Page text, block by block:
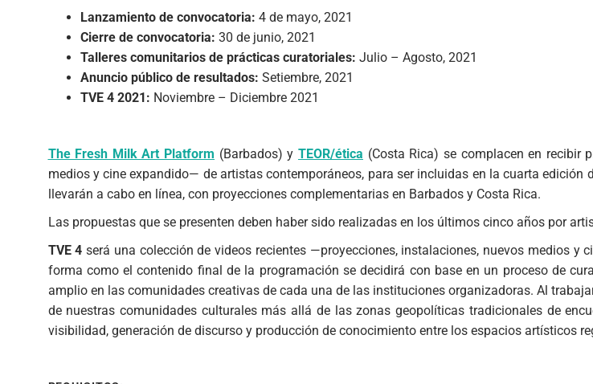
Lanzamiento de convocatoria: 4 de mayo, 2021
Cierre de convocatoria: 30 de junio, 2021
Talleres comunitarios de prácticas curatoriales: Julio – Agosto, 2021
Anuncio público de resultados: Setiembre, 2021
TVE 4 2021: Noviembre – Diciembre 2021
The Fresh Milk Art Platform (Barbados) y TEOR/ética (Costa Rica) se complacen en recibir
medios y cine expandido— de artistas contemporáneos, para ser incluidas en la cuarta edición
llevarán a cabo en línea, con proyecciones complementarias en Barbados y Costa Rica.
Las propuestas que se presenten deben haber sido realizadas en los últimos cinco años por
TVE 4 será una colección de videos recientes —proyecciones, instalaciones, nuevos medios
forma como el contenido final de la programación se decidirá con base en un proceso de
amplio en las comunidades creativas de cada una de las instituciones organizadoras. Al
de nuestras comunidades culturales más allá de las zonas geopolíticas tradicionales de
visibilidad, generación de discurso y producción de conocimiento entre los espacios artísticos